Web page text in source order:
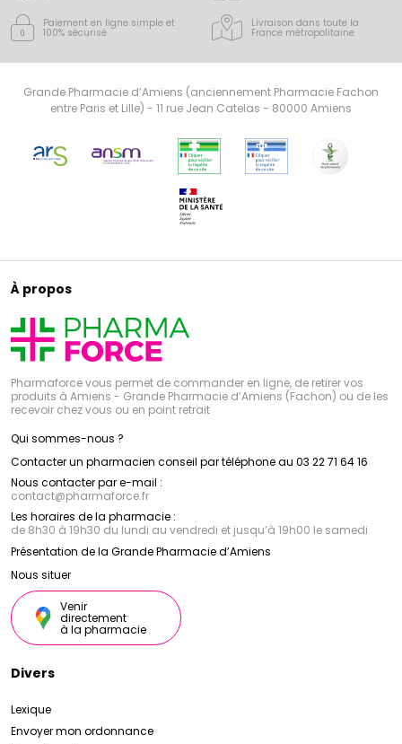
Paiement en ligne simple et
100% sécurisé
Livraison dans toute la
France métropolitaine
Grande Pharmacie d’Amiens (anciennement Pharmacie Fachon
entre Paris et Lille) - 11 rue Jean Catelas - 80000 Amiens
À propos
Pharmaforce vous permet de commander en ligne, de retirer vos
produits à Amiens - Grande Pharmacie d’Amiens (Fachon) ou de les
recevoir chez vous ou en point retrait
Qui sommes-nous ?
Contacter un pharmacien conseil par téléphone au 03 22 71 64 16
Nous contacter par e-mail :
contact@pharmaforce.fr
Les horaires de la pharmacie :
de 8h30 à 19h30 du lundi au vendredi et jusqu’à 19h00 le samedi
Présentation de la Grande Pharmacie d’Amiens
Nous situer
Venir
directement
à la pharmacie
Divers
Lexique
Envoyer mon ordonnance